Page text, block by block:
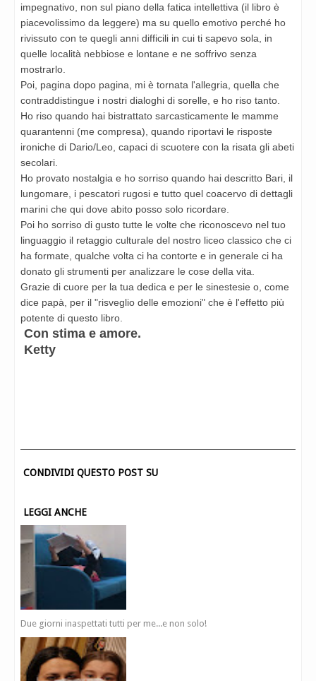
impegnativo, non sul piano della fatica intellettiva (il libro è
piacevolissimo da leggere) ma su quello emotivo perché ho
rivissuto con te quegli anni difficili in cui ti sapevo sola, in
quelle località nebbiose e lontane e ne soffrivo senza
mostrarlo.
Poi, pagina dopo pagina, mi è tornata l'allegria, quella che
contraddistingue i nostri dialoghi di sorelle, e ho riso tanto.
Ho riso quando hai bistrattato sarcasticamente le mamme
quarantenni (me compresa), quando riportavi le risposte
ironiche di Dario/Leo, capaci di scuotere con la risata gli abeti
secolari.
Ho provato nostalgia e ho sorriso quando hai descritto Bari, il
lungomare, i pescatori rugosi e tutto quel coacervo di dettagli
marini che qui dove abito posso solo ricordare.
Poi ho sorriso di gusto tutte le volte che riconoscevo nel tuo
linguaggio il retaggio culturale del nostro liceo classico che ci
ha formate, qualche volta ci ha contorte e in generale ci ha
donato gli strumenti per analizzare le cose della vita.
Grazie di cuore per la tua dedica e per le sinestesie o, come
dice papà, per il "risveglio delle emozioni" che è l'effetto più
potente di questo libro.
Con stima e amore.
Ketty
CONDIVIDI QUESTO POST SU
LEGGI ANCHE
Due giorni inaspettati tutti per me...e non solo!